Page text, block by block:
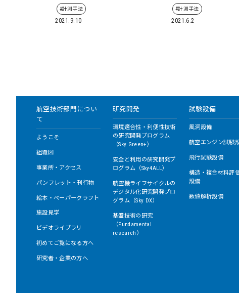
#計測手法
2021.9.10
#計測手法
2021.6.2
航空技術部門につい
て
ようこそ
組織図
事業所・アクセス
パンフレット・刊行物
絵本・ペーパークラフト
施設見学
ビデオライブラリ
初めてご覧になる方へ
研究者・企業の方へ
研究開発
環境適合性・利便性技術
の研究開発プログラム
（Sky Green+）
安全と利用の研究開発プ
ログラム（Sky4ALL）
航空機ライフサイクルの
デジタル化研究開発プロ
グラム（Sky DX）
基盤技術の研究
（Fundamental
research）
試験設備
風洞設備
航空エンジン試験
飛行試験設備
構造・複合材料評
設備
数値解析設備